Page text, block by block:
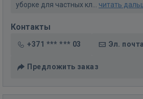
уборке для частных кл... читать
Контакты
+371 *** *** 03 Эл. почта
Предложить заказ